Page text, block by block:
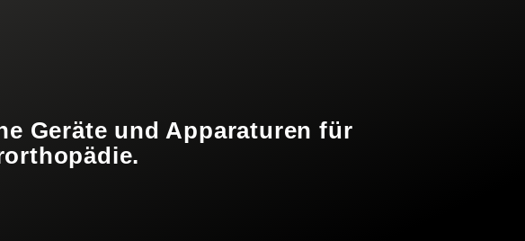
Geräte und Apparaturen für